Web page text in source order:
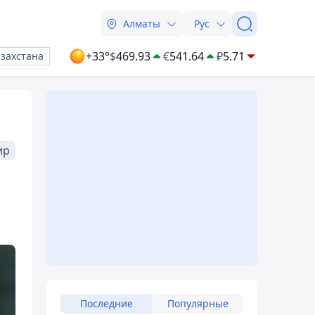
Алматы Рус
+33°$469.93 €541.64 ₽5.71
Последние Популярные